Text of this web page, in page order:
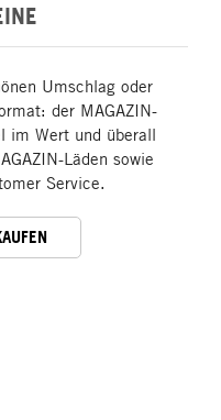
Umschlag oder
der MAGAZIN-
im Wert und überall
Läden sowie
Service.